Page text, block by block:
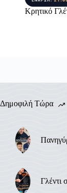
Κρητικό
Δημοφιλή Τώρα
Γλέντι